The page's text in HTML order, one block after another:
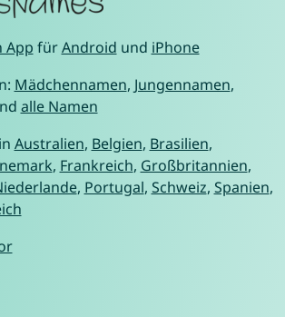
App fürAndroid und iPhone
Mädchennamen, Jungennamen,
alle Namen
Australien, Belgien, Brasilien,
, Frankreich, Großbritannien,
, Portugal, Schweiz, Spanien,